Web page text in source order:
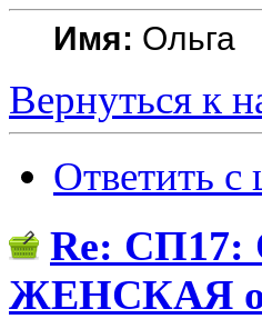
Имя: Ольга
Вернуться к
Ответить с
Re: СП17:
ЖЕНСКАЯ